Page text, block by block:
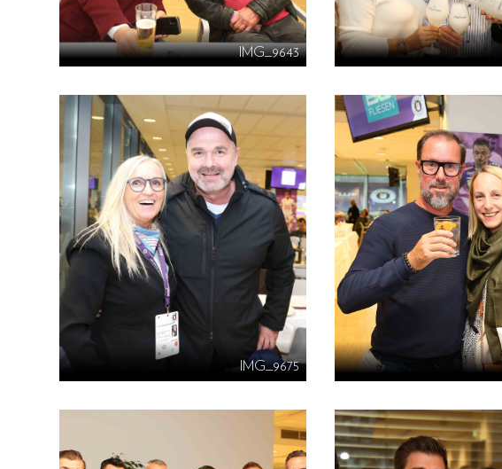
IMG_9643
IMG_9675